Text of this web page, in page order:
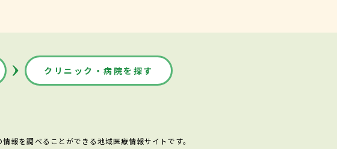
クリニック・病院を探す
報を調べることができる地域医療情報サイトです。